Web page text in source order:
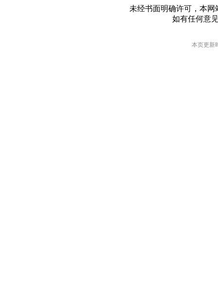
未经书面明确许可，本
如有任何意
本页更新